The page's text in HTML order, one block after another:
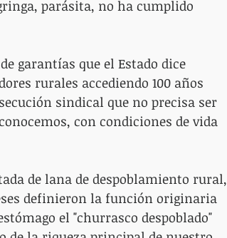
parásita, no ha cumplido
garantías que el Estado dice
rurales accediendo 100 años
sindical que no precisa ser
con condiciones de vida
de lana de despoblamiento rural,
definieron la función originaria
el "churrasco despoblado"